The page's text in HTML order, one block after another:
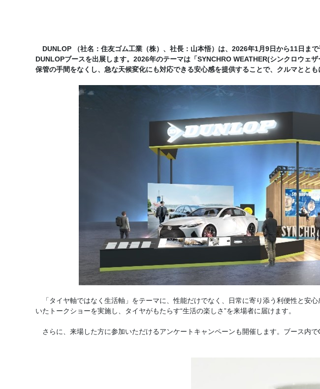
DUNLOP （社名：住友ゴム工業（株）、社長：山本悟）は、2026年1月9日から11日ま
DUNLOPブースを出展します。2026年のテーマは「SYNCHRO WEATHER(シンクロウェザ
保管の手間をなくし、急な天候変化にも対応できる安心感を提供することで、クルマとと
「タイヤ軸ではなく生活軸」をテーマに、性能だけでなく、日常に寄り添う利便性と安
いたトークショーを実施し、タイヤがもたらす“生活の楽しさ”を来場者に届けます。
さらに、来場した方に参加いただけるアンケートキャンペーンも開催します。ブース内